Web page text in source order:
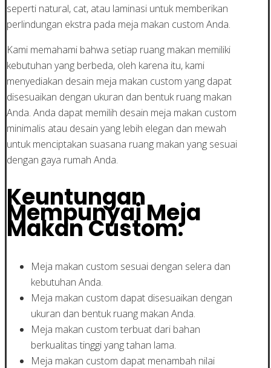
seperti natural, cat, atau laminasi untuk memberikan
perlindungan ekstra pada meja makan custom Anda.
Kami memahami bahwa setiap ruang makan memiliki
kebutuhan yang berbeda, oleh karena itu, kami
menyediakan desain meja makan custom yang dapat
disesuaikan dengan ukuran dan bentuk ruang makan
Anda. Anda dapat memilih desain meja makan custom
minimalis atau desain yang lebih elegan dan mewah
untuk menciptakan suasana ruang makan yang sesuai
dengan gaya rumah Anda.
Keuntungan
Mempunyai Meja
Makan Custom:
Meja makan custom sesuai dengan selera dan
kebutuhan Anda.
Meja makan custom dapat disesuaikan dengan
ukuran dan bentuk ruang makan Anda.
Meja makan custom terbuat dari bahan
berkualitas tinggi yang tahan lama.
Meja makan custom dapat menambah nilai